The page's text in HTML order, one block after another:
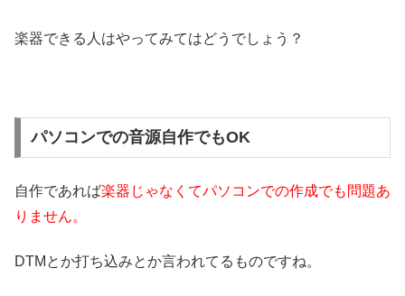
楽器できる人はやってみてはどうでしょう？
パソコンでの音源自作でもOK
自作であれば楽器じゃなくてパソコンでの作成でも問題あ
りません。
DTMとか打ち込みとか言われてるものですね。